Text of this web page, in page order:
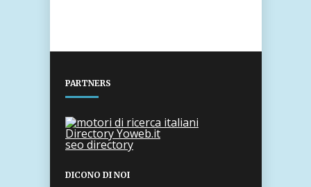
PARTNERS
Directory Yoweb.it
seo directory
DICONO DI NOI